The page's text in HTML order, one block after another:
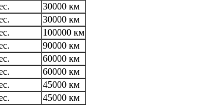
30000 км
30000 км
100000 км
90000 км
60000 км
60000 км
45000 км
45000 км